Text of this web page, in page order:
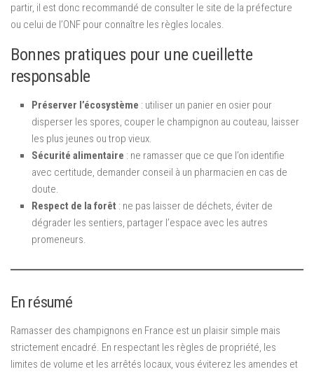
partir, il est donc recommandé de consulter le site de la préfecture
ou celui de l’ONF pour connaître les règles locales.
Bonnes pratiques pour une cueillette
responsable
Préserver l’écosystème : utiliser un panier en osier pour
disperser les spores, couper le champignon au couteau, laisser
les plus jeunes ou trop vieux.
Sécurité alimentaire : ne ramasser que ce que l’on identifie
avec certitude, demander conseil à un pharmacien en cas de
doute.
Respect de la forêt : ne pas laisser de déchets, éviter de
dégrader les sentiers, partager l’espace avec les autres
promeneurs.
En résumé
Ramasser des champignons en France est un plaisir simple mais
strictement encadré. En respectant les règles de propriété, les
limites de volume et les arrêtés locaux, vous éviterez les amendes et